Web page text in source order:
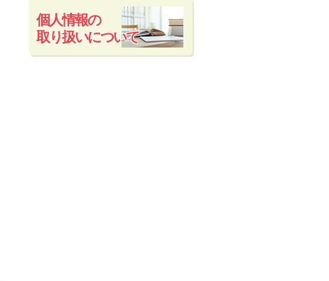
個人情報の
取り扱いについて